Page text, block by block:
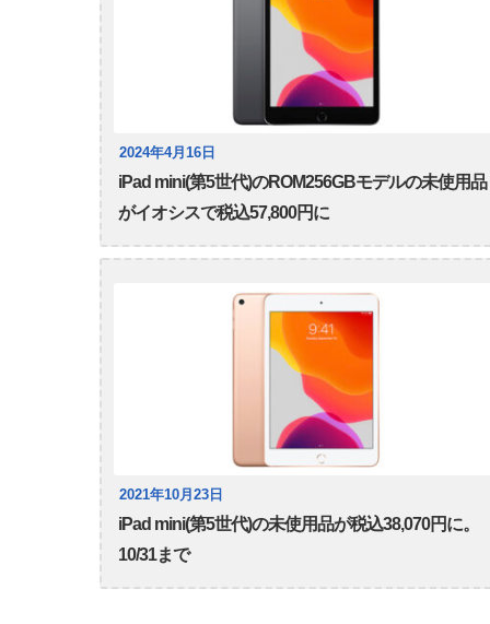
2024年4月16日
iPad mini(第5世代)のROM256GBモデルの未使用品
がイオシスで税込57,800円に
2021年10月23日
iPad mini(第5世代)の未使用品が税込38,070円に。
10/31まで